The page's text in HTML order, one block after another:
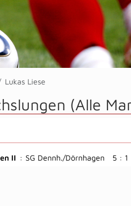
Lukas Liese
(Alle
II : SG Dennh./Dörnhagen 5 : 1